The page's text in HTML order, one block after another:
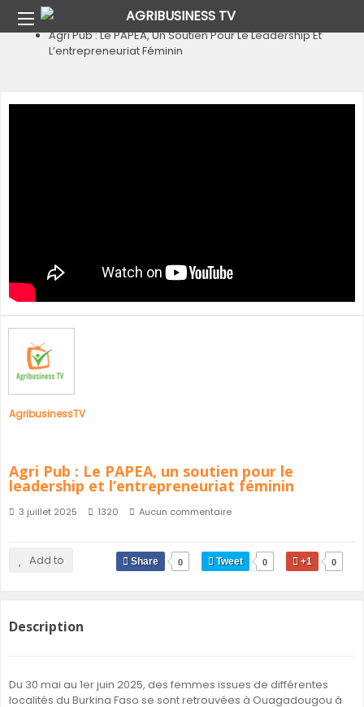
Agri Pub
Agri Pub : Le PAPEA, Un Soutien Pour Le Leadership Et
L’entrepreneuriat Féminin
AgribusinessTV
Agri Pub : Le PAPEA, un soutien pour le
leadership et l’entrepreneuriat féminin
3 juillet 2025 1320 Aucun commentaire
Add to Share 0 Tweet 0 +1 0
Description
Du 30 mai au 1er juin 2025, des femmes issues de différentes
localités du Burkina Faso se sont retrouvées à Ouagadougou à